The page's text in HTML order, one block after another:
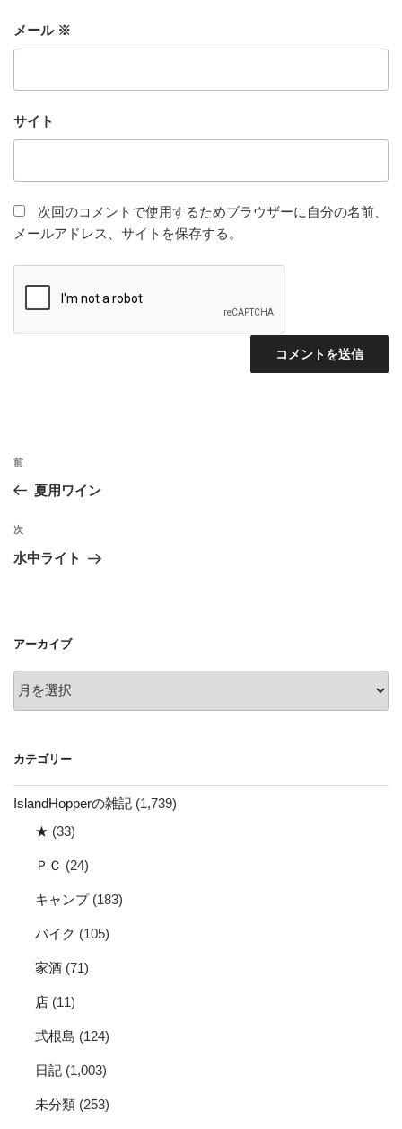
メール ※
サイト
次回のコメントで使用するためブラウザーに自分の名前、
メールアドレス、サイトを保存する。
投
ナ
ビ
ゲ
ン
前
の
稿
前
夏用ワイン
次
の
次
水中ライト
アーカイブ
ー
ブ
カテゴリー
IslandHopperの雑記 (1,739)
★ (33)
ＰＣ (24)
キャンプ(183)
バイク (105)
家酒 (71)
店 (11)
式根島 (124)
日記 (1,003)
未分類 (253)